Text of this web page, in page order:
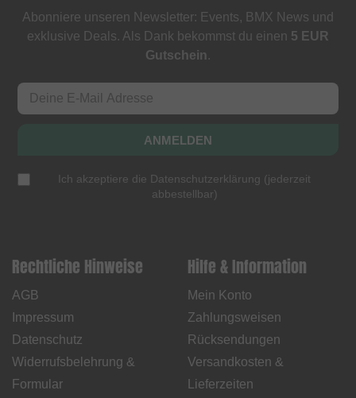
Abonniere unseren Newsletter: Events, BMX News und
exklusive Deals. Als Dank bekommst du einen 5 EUR
Gutschein.
ANMELDEN
Ich akzeptiere die Datenschutzerklärung (jederzeit
abbestellbar)
Rechtliche Hinweise
AGB
Impressum
Datenschutz
Widerrufsbelehrung &
Formular
Hilfe & Information
Mein Konto
Zahlungsweisen
Rücksendungen
Versandkosten &
Lieferzeiten